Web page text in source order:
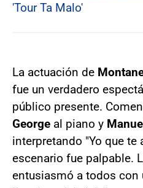
'Tour Ta Malo'
La actuación de
fue un verdadero
público presente.
George al piano y
interpretando "Yo que te
escenario fue palpable.
entusiasmó a todos con